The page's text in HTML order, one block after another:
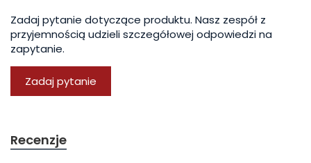
Zadaj pytanie dotyczące produktu. Nasz zespół z
przyjemnością udzieli szczegółowej odpowiedzi na
zapytanie.
Zadaj pytanie
Recenzje